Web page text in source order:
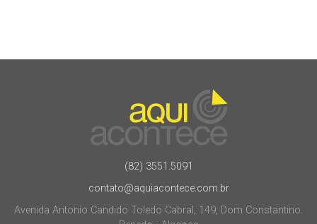
(82) 3551.5091
contato@aquiacontece.com.br
Avenida Antonio Candido Toledo Cabral, 149, Dom Constantino.